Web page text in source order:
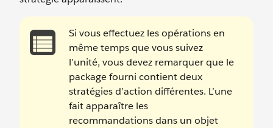
Si vous effectuez les opérations en
même temps que vous suivez
l’unité, vous devez remarquer que le
package fourni contient deux
stratégies d’action différentes. L’une
fait apparaître les
recommandations dans un objet